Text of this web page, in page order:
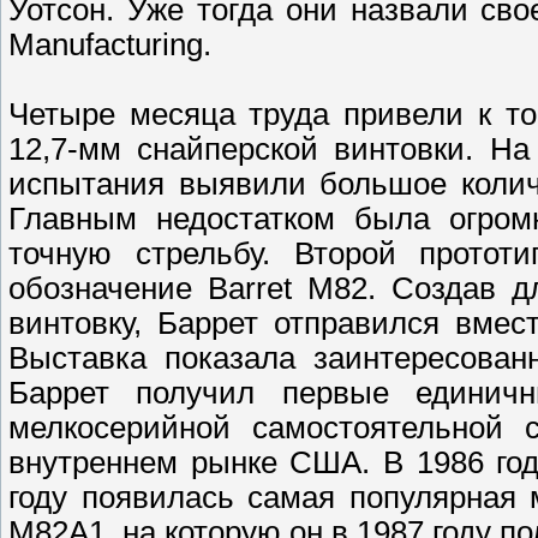
Уотсон. Уже тогда они назвали
Manufacturing.
Четыре месяца труда привели к
12,7-мм снайперской винтовки.
испытания выявили большое
Главным недостатком была
точную стрельбу. Второй
обозначение Barret M82. Создав
винтовку, Баррет отправился
Выставка показала
Баррет получил первые
мелкосерийной
внутреннем рынке США. В 1986
году появилась самая